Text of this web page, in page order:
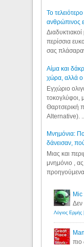
Το
ανθρώπινος
περίσσια
σας
Αίμα και
χώρα, αλλά ο
Εγχώριο
τοκογλύφοι,
Θαρτσερική
Alternative). ...
Μνημόνια:
δάνεισαν,
Μιας και
μνημόνιο ,
προηγούμενα
Δεν
πιο